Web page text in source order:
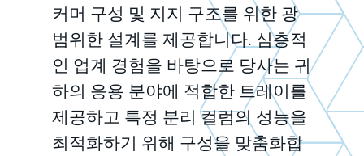
커머 구성 및 지지 구조를 위한 광
범위한 설계를 제공합니다. 심층적
인 업계 경험을 바탕으로 당사는 귀
하의 응용 분야에 적합한 트레이를
제공하고 특정 분리 컬럼의 성능을
최적화하기 위해 구성을 맞춤화합